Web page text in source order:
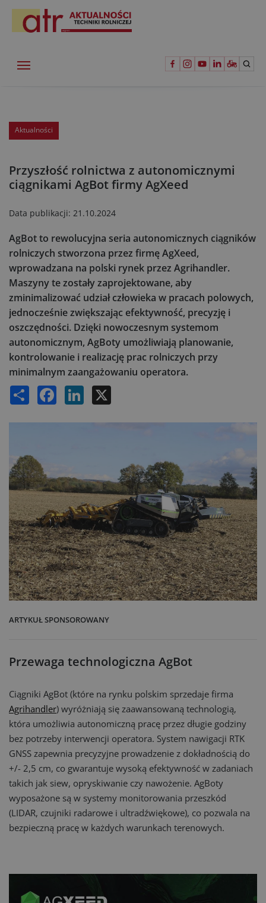
Aktualności
Przyszłość rolnictwa z autonomicznymi
ciągnikami AgBot firmy AgXeed
Data publikacji: 21.10.2024
AgBot to rewolucyjna seria autonomicznych ciągników
rolniczych stworzona przez firmę AgXeed,
wprowadzana na polski rynek przez Agrihandler.
Maszyny te zostały zaprojektowane, aby
zminimalizować udział człowieka w pracach polowych,
jednocześnie zwiększając efektywność, precyzję i
oszczędności. Dzięki nowoczesnym systemom
autonomicznym, AgBoty umożliwiają planowanie,
kontrolowanie i realizację prac rolniczych przy
minimalnym zaangażowaniu operatora.
Share Facebook LinkedIn
ARTYKUŁ SPONSOROWANY
Przewaga technologiczna AgBot
Ciągniki AgBot (które na rynku polskim sprzedaje firma
Agrihandler) wyróżniają się zaawansowaną technologią,
która umożliwia autonomiczną pracę przez długie godziny
bez potrzeby interwencji operatora. System nawigacji RTK
GNSS zapewnia precyzyjne prowadzenie z dokładnością do
+/- 2,5 cm, co gwarantuje wysoką efektywność w zadaniach
takich jak siew, opryskiwanie czy nawożenie. AgBoty
wyposażone są w systemy monitorowania przeszkód
(LIDAR, czujniki radarowe i ultradźwiękowe), co pozwala na
bezpieczną pracę w każdych warunkach terenowych.